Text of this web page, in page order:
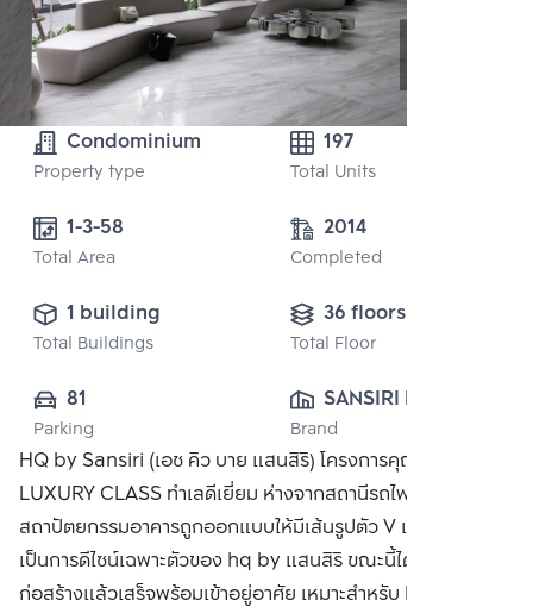
Condominium
Property type
197
Total Units
Total Area
2014
Completed
1 building
Total Buildings
36 floors
Total Floor
81
Parking
SANSIRI PUBLIC
CO., LTD.
Brand
HQ by Sansiri (เอช คิว บาย แสนสิริ) โครงการคุณภาพระดับ
LUXURY CLASS ทำเลดีเยี่ยม ห่างจากสถานีรถไฟฟ้าทองหล่อ
สถาปัตยกรรมอาคารถูกออกแบบให้มีเส้นรูปตัว V เฉียงๆ
เป็นการดีไซน์เฉพาะตัวของ hq by แสนสิริ ขณะนี้ได้ดำเนินการ
ก่อสร้างแล้วเสร็จพร้อมเข้าอยู่อาศัย เหมาะสำหรับ Life Style